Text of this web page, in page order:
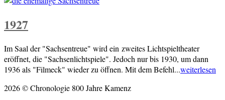
1927
Im Saal der "Sachsentreue" wird ein zweites Lichtspieltheater
eröffnet, die "Sachsenlichtspiele". Jedoch nur bis 1930, um dann
1936 als "Filmeck" wieder zu öffnen. Mit dem Befehl...weiterlesen
2026 © Chronologie 800 Jahre Kamenz